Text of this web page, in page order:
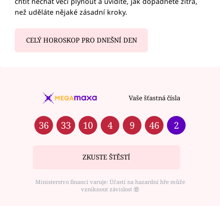
než uděláte nějaké zásadní kroky.
CELÝ HOROSKOP PRO DNEŠNÍ DEN
Vaše šťastná čísla
36 33 10 4 9 46 2
ZKUSTE ŠTĚSTÍ
Ministerstvo financí varuje: Účastí na hazardní hře může
vzniknout závislost ⑱